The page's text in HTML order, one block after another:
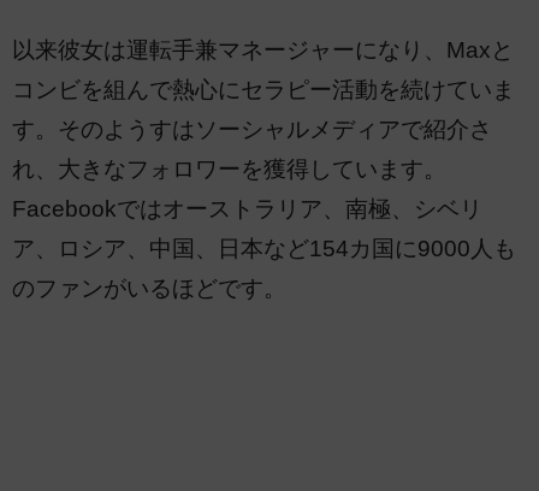
以来彼女は運転手兼マネージャーになり、Maxと
コンビを組んで熱心にセラピー活動を続けていま
す。そのようすはソーシャルメディアで紹介さ
れ、大きなフォロワーを獲得しています。
Facebookではオーストラリア、南極、シベリ
ア、ロシア、中国、日本など154カ国に9000人も
のファンがいるほどです。